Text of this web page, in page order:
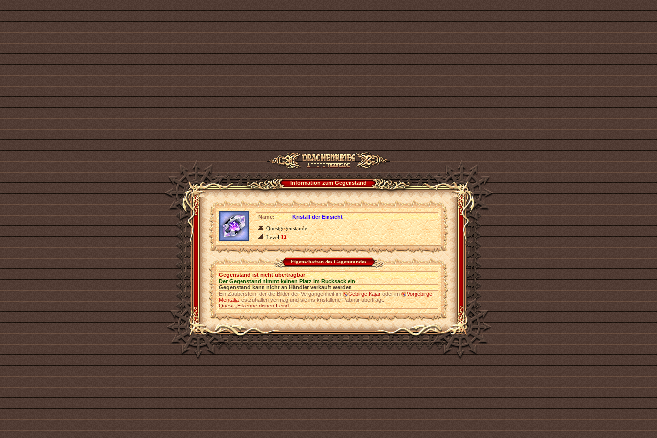
Information zum Gegenstand
Name:
Kristall der Einsicht
Questgegenstände
Level13
Eigenschaften des Gegenstandes
Gegenstand ist nicht übertragbar
Der Gegenstand nimmt keinen Platz im Rucksack ein
Gegenstand kann nicht an Händler verkauft werden
Ein Zauberstein, der die Bilder der Vergangenheit im
Gebirge Kajaroder im
Vorgebirge
Mentaliafestzuhalten vermag und sie ins kristallene Palantir überträgt.
Quest „Erkenne deinen Feind“